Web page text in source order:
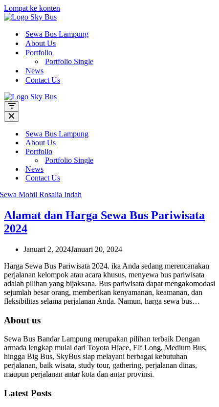
Lompat ke konten
Sewa Bus Lampung
About Us
Portfolio
Portfolio Single
News
Contact Us
Menu
Navigasi
Menu
NavigasiSewa Bus Lampung
About Us
Portfolio
Portfolio Single
News
Contact Us
Alamat dan Harga Sewa Bus Pariwisata
2024
Januari 2, 2024Januari 20, 2024
Harga Sewa Bus Pariwisata 2024. ika Anda sedang merencanakan
perjalanan kelompok atau acara khusus, menyewa bus pariwisata
adalah pilihan yang bijaksana. Bus pariwisata dapat mengakomodasi
sejumlah besar orang, memberikan kenyamanan, keamanan, dan
fleksibilitas selama perjalanan Anda. Namun, harga sewa bus…
About us
Sewa Bus Bandar Lampung merupakan pilihan terbaik Dengan
armada lengkap mulai dari Toyota Hiace, Elf Long, Medium Bus,
hingga Big Bus, SkyBus siap melayani berbagai kebutuhan
perjalanan, baik wisata, study tour, gathering, perjalanan dinas,
maupun perjalanan antar kota dan antar provinsi.
Latest Posts